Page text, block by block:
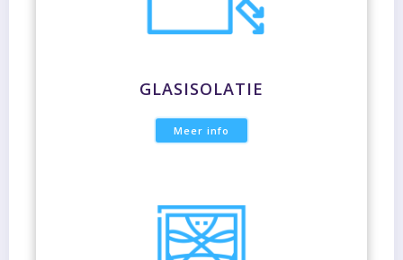
GLASISOLATIE
Meer info